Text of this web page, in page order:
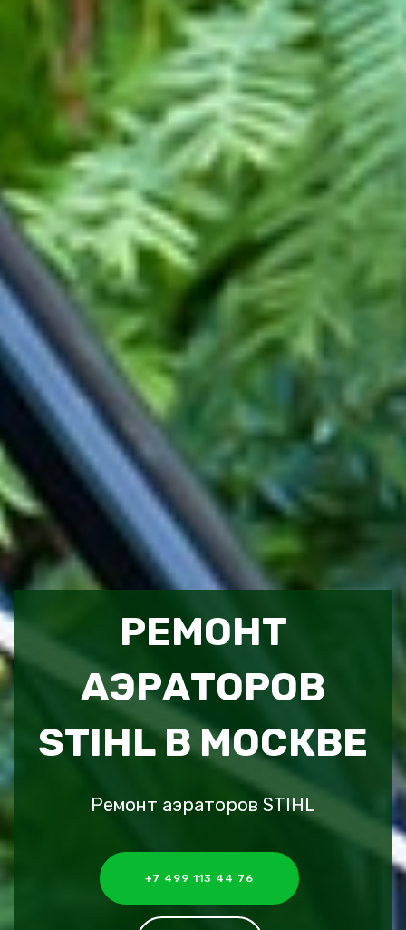
РЕМОНТ
АЭРАТОРОВ
STIHL В МОСКВЕ
Ремонт аэраторов STIHL
+7 499 113 44 76